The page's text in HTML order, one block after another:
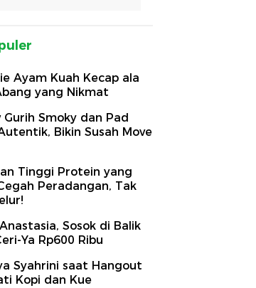
Ayam Kuah Kecap ala
yang Nikmat
Gurih Smoky dan Pad
Bikin Susah Move
Tinggi Protein yang
Peradangan, Tak
Sosok di Balik
Ya Rp600 Ribu
Syahrini saat Hangout
Kopi dan Kue